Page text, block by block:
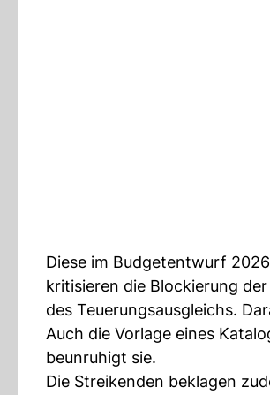
Diese im Budgetentwurf
kritisieren die Blockierung
des Teuerungsausgleichs.
Auch die Vorlage eines
beunruhigt sie.
Die Streikenden beklagen